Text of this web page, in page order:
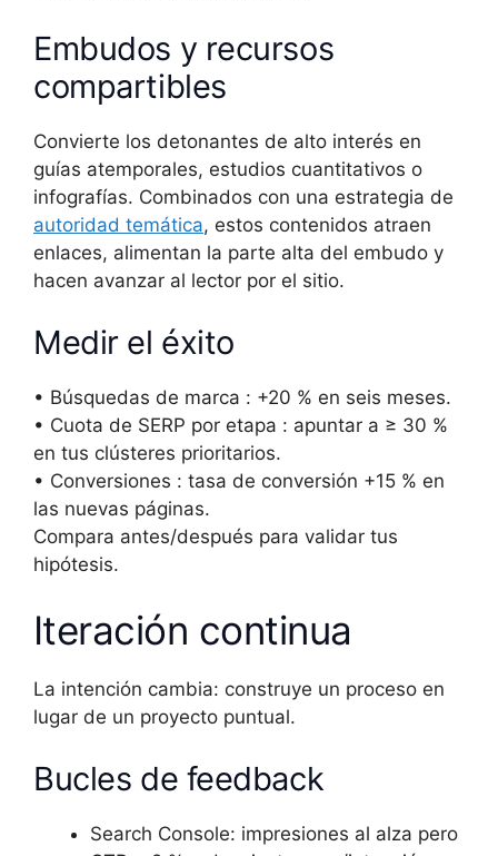
Embudos y recursos
compartibles
Convierte los detonantes de alto interés en
guías atemporales, estudios cuantitativos o
infografías. Combinados con una estrategia de
autoridad temática, estos contenidos atraen
enlaces, alimentan la parte alta del embudo y
hacen avanzar al lector por el sitio.
Medir el éxito
• Búsquedas de marca : +20 % en seis meses.
• Cuota de SERP por etapa : apuntar a ≥ 30 %
en tus clústeres prioritarios.
• Conversiones : tasa de conversión +15 % en
las nuevas páginas.
Compara antes/después para validar tus
hipótesis.
Iteración continua
La intención cambia: construye un proceso en
lugar de un proyecto puntual.
Bucles de feedback
Search Console: impresiones al alza pero